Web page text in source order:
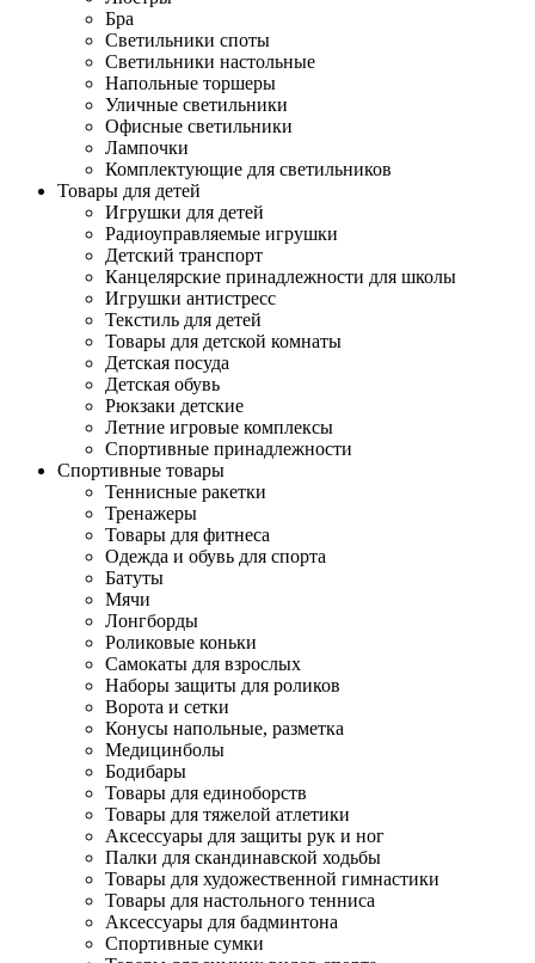
Бра
Светильники споты
Светильники настольные
Напольные торшеры
Уличные светильники
Офисные светильники
Лампочки
Комплектующие для светильников
Товары для детей
Игрушки для детей
Радиоуправляемые игрушки
Детский транспорт
Канцелярские принадлежности для школы
Игрушки антистресс
Текстиль для детей
Товары для детской комнаты
Детская посуда
Детская обувь
Рюкзаки детские
Летние игровые комплексы
Спортивные принадлежности
Спортивные товары
Теннисные ракетки
Тренажеры
Товары для фитнеса
Одежда и обувь для спорта
Батуты
Мячи
Лонгборды
Роликовые коньки
Самокаты для взрослых
Наборы защиты для роликов
Ворота и сетки
Конусы напольные, разметка
Медицинболы
Бодибары
Товары для единоборств
Товары для тяжелой атлетики
Аксессуары для защиты рук и ног
Палки для скандинавской ходьбы
Товары для художественной гимнастики
Товары для настольного тенниса
Аксессуары для бадминтона
Спортивные сумки